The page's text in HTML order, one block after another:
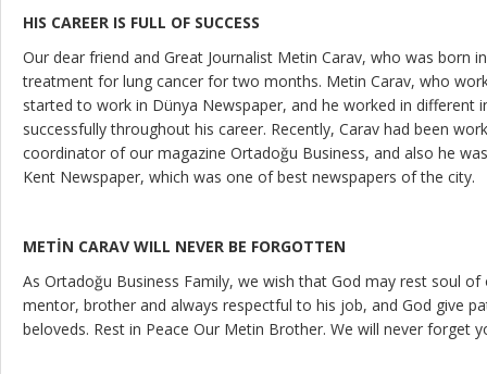
HIS CAREER IS FULL OF SUCCESS
Our dear friend and Great Journalist Metin Carav, who was born
treatment for lung cancer for two months. Metin Carav, who
started to work in Dünya Newspaper, and he worked in different
successfully throughout his career. Recently, Carav had been
coordinator of our magazine Ortadoğu Business, and also he
Kent Newspaper, which was one of best newspapers of the city.
METİN CARAV WILL NEVER BE FORGOTTEN
As Ortadoğu Business Family, we wish that God may rest soul
mentor, brother and always respectful to his job, and God give
beloveds. Rest in Peace Our Metin Brother. We will never forget